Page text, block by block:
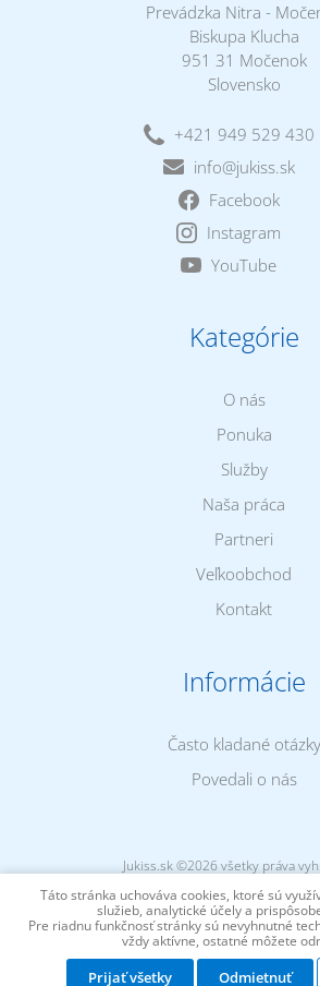
Prevádzka Nitra -
Biskupa Klucha
951 31 Močenok
Slovensko
+421 949 529 430
info@jukiss.sk
Facebook
Instagram
YouTube
Kategórie
O nás
Ponuka
Služby
Naša práca
Partneri
Veľkoobchod
Kontakt
Informácie
Často kladané otázky
Povedali o nás
Jukiss.sk ©2026 všetky práva
(v. 4.8.7 | Execution time: 0.0389 | Memory
Táto stránka uchováva cookies, ktoré sú
služieb, analytické účely a
Pre riadnu funkčnosť stránky sú nevyhnutné
vždy aktívne, ostatné môžete
Prijať všetky Odmietnuť